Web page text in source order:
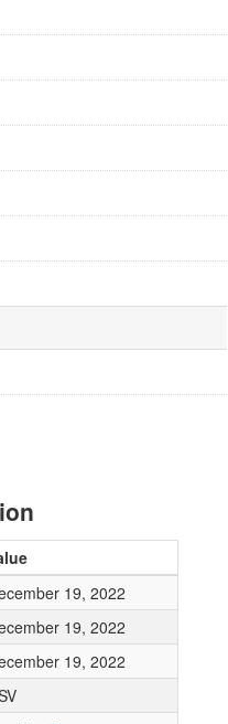
19, 2022
19, 2022
19, 2022